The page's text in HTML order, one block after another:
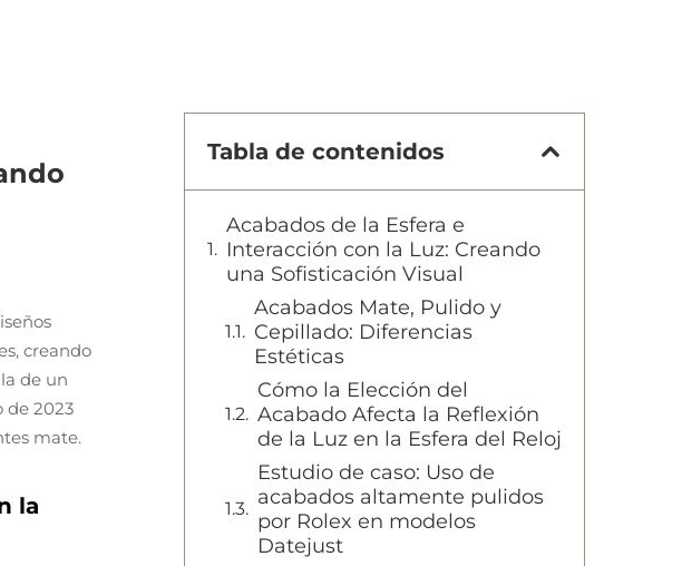
creando
de un
de 2023
mate.
la
Tabla de contenidos
Acabados de la Esfera e
Interacción con la Luz: Creando
una Sofisticación Visual
Acabados Mate, Pulido y
Cepillado: Diferencias
Estéticas
Cómo la Elección del
Acabado Afecta la Reflexión
de la Luz en la Esfera del Reloj
Estudio de caso: Uso de
acabados altamente pulidos
por Rolex en modelos
Datejust